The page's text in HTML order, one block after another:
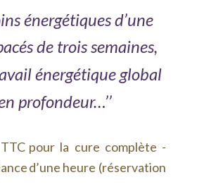
énergétiques d’une
de trois semaines,
énergétique global
profondeur…’’
TTC pour la cure complète -
d’une heure (réservation